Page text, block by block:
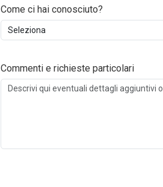
Come ci hai conosciuto?
Commenti e richieste particolari